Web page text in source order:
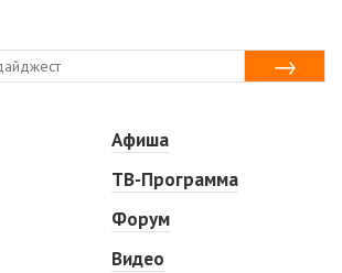
Афиша
ТВ-Программа
Форум
Видео